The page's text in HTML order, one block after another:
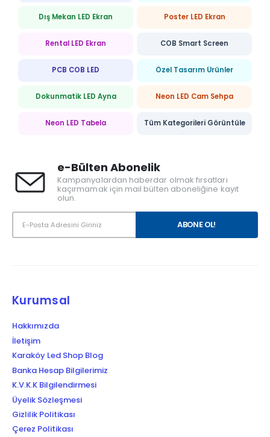
Dış Mekan LED Ekran Poster LED Ekran
Rental LED Ekran COB Smart Screen
PCB COB LED Özel Tasarım Ürünler
Dokunmatik LED Ayna Neon LED Cam Sehpa
Neon LED Tabela Tüm Kategorileri Görüntüle
e-Bülten Abonelik
Kampanyalardan haberdar olmak fırsatları
kaçırmamak için mail bülten aboneliğine kayıt
olun.
Kurumsal
Hakkımızda
İletişim
Karaköy Led Shop Blog
Banka Hesap Bilgilerimiz
K.V.K.K Bilgilendirmesi
Üyelik Sözleşmesi
Gizlilik Politikası
Çerez Politikası